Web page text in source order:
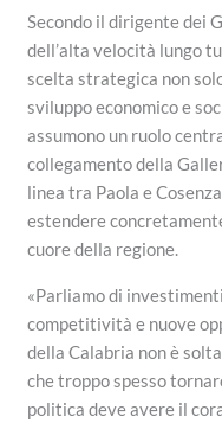
Secondo il dirigente dei
dell’alta velocità lungo
scelta strategica non
sviluppo economico e
assumono un ruolo
collegamento della
linea tra Paola e
estendere
cuore della regione.
«Parliamo di
competitività e nuove
della Calabria non è
che troppo spesso
politica deve avere il